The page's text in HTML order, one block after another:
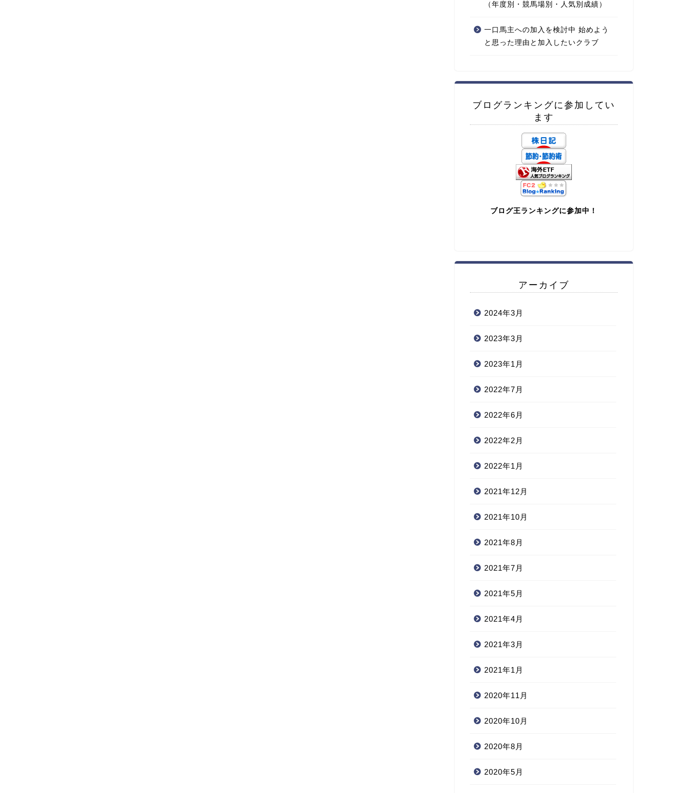
（年度別・競馬場別・人気別成績）
一口馬主への加入を検討中 始めよう
と思った理由と加入したいクラブ
ブログランキングに参加してい
ます
ブログ王ランキングに参加中！
アーカイブ
2024年3月
2023年3月
2023年1月
2022年7月
2022年6月
2022年2月
2022年1月
2021年12月
2021年10月
2021年8月
2021年7月
2021年5月
2021年4月
2021年3月
2021年1月
2020年11月
2020年10月
2020年8月
2020年5月